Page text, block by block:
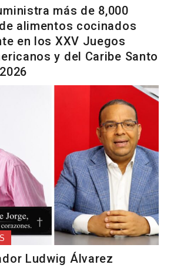
más de 8,000
alimentos cocinados
en los XXV Juegos
y del Caribe Santo
Ludwig Álvarez